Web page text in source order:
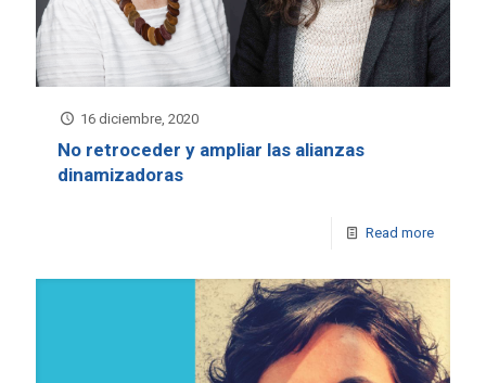
16 diciembre, 2020
No retroceder y ampliar las alianzas
dinamizadoras
Read more